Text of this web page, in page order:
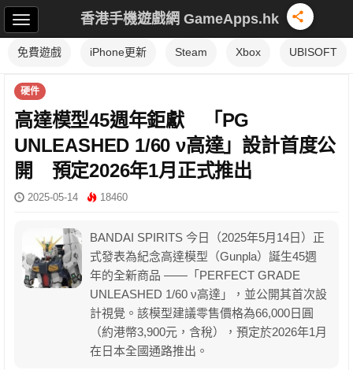
香港手機遊戲網 GameApps.hk
免費遊戲 iPhone更新 Steam Xbox UBISOFT
硬件
高達模型45週年鉅獻 「PG
UNLEASHED 1/60 ν高達」設計首度公
開 預定2026年1月正式推出
2025-05-14 18460
BANDAI SPIRITS 今日（2025年5月14日）正
式發表為紀念高達模型（Gunpla）誕生45週
年的全新商品 ——「PERFECT GRADE
UNLEASHED 1/60 ν高達」，並公開其首次設
計視覺。該模型建議零售價格為66,000日圓
（約港幣3,900元，含稅），預定於2026年1月
在日本全國通路推出。